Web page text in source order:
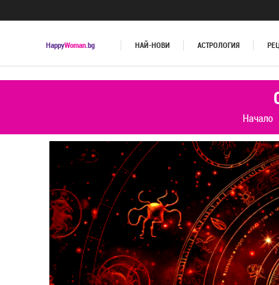
HappyWoman.bg НАЙ-НОВИ АСТРОЛОГИЯ
Начало